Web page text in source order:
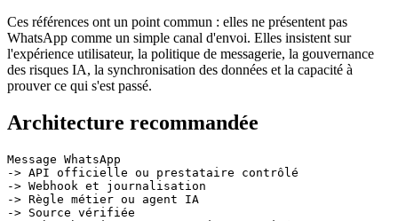
Ces références ont un point commun : elles ne présentent pas
WhatsApp comme un simple canal d'envoi. Elles insistent sur
l'expérience utilisateur, la politique de messagerie, la gouvernance
des risques IA, la synchronisation des données et la capacité à
prouver ce qui s'est passé.
Architecture recommandée
Message WhatsApp
-> API officielle ou prestataire contrôlé
-> Webhook et journalisation
-> Règle métier ou agent IA
-> Source vérifiée